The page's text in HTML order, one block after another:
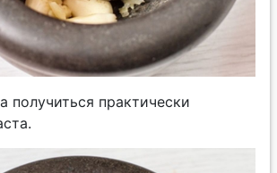
получиться практически